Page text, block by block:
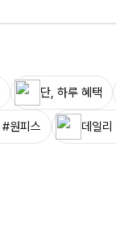
단, 하루 혜택
원피스 데일